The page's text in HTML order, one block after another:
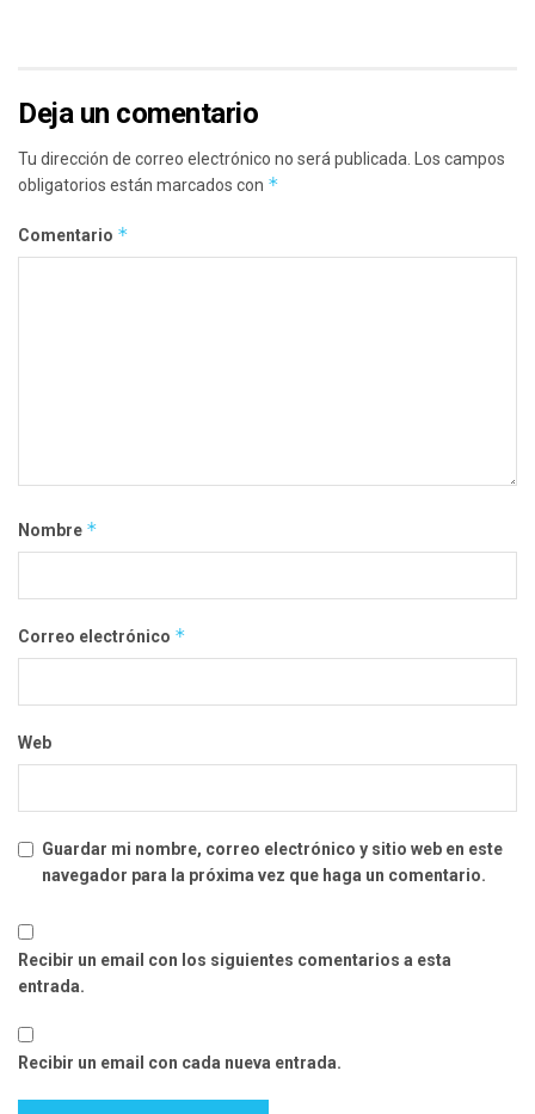
Deja un comentario
Tu dirección de correo electrónico no será publicada. Los campos
obligatorios están marcados con *
Comentario *
Nombre *
Correo electrónico *
Web
Guardar mi nombre, correo electrónico y sitio web en este
navegador para la próxima vez que haga un comentario.
Recibir un email con los siguientes comentarios a esta
entrada.
Recibir un email con cada nueva entrada.